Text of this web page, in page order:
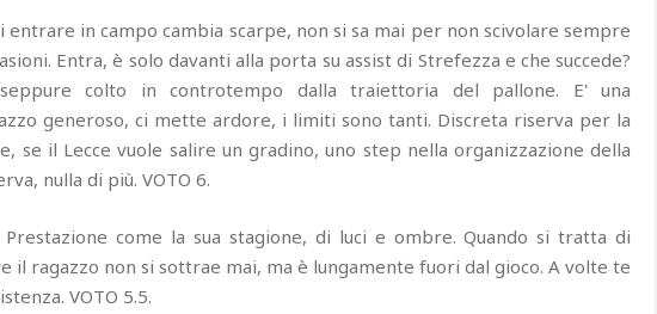
entrare in campo cambia scarpe, non si sa mai per non scivolare sempre
Entra, è solo davanti alla porta su assist di Strefezza e che succede?
seppure colto in controtempo dalla traiettoria del pallone. E' una
generoso, ci mette ardore, i limiti sono tanti. Discreta riserva per la
se il Lecce vuole salire un gradino, uno step nella organizzazione della
nulla di più. VOTO 6.
- Prestazione come la sua stagione, di luci e ombre. Quando si tratta di
il ragazzo non si sottrae mai, ma è lungamente fuori dal gioco. A volte te
VOTO 5.5.